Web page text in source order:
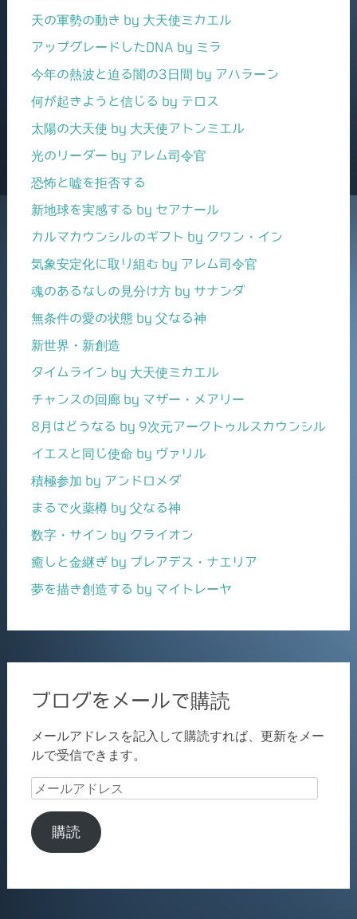
天の軍勢の動き by 大天使ミカエル
アップグレードしたDNA by ミラ
今年の熱波と迫る闇の3日間 by アハラーン
何が起きようと信じる by テロス
太陽の大天使 by 大天使アトンミエル
光のリーダー by アレム司令官
恐怖と嘘を拒否する
新地球を実感する by セアナール
カルマカウンシルのギフト by クワン・イン
気象安定化に取り組む by アレム司令官
魂のあるなしの見分け方 by サナンダ
無条件の愛の状態 by 父なる神
新世界・新創造
タイムライン by 大天使ミカエル
チャンスの回廊 by マザー・メアリー
8月はどうなる by 9次元アークトゥルスカウンシル
イエスと同じ使命 by ヴァリル
積極参加 by アンドロメダ
まるで火薬樽 by 父なる神
数字・サイン by クライオン
癒しと金継ぎ by プレアデス・ナエリア
夢を描き創造する by マイトレーヤ
ブログをメールで購読
メールアドレスを記入して購読すれば、更新をメー
ルで受信できます。
メ
ル
ア
購読